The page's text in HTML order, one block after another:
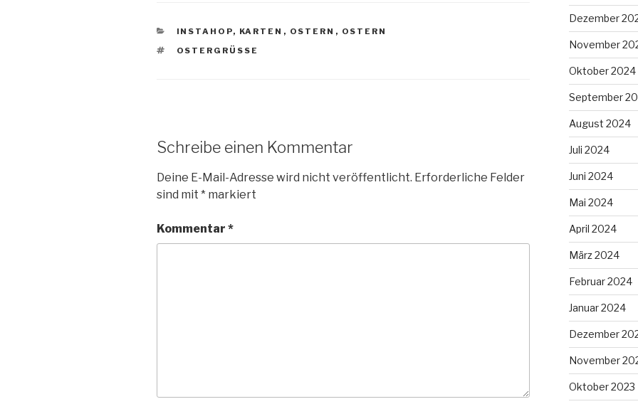
KATEGORIEN
INSTAHOP, KARTEN , OSTERN , OSTERN
SCHLAGWÖRTER
OSTERGRÜSSE
Schreibe einen Kommentar
Deine E-Mail-Adresse wird nicht veröffentlicht. Erforderliche Felder
sind mit * markiert
Kommentar *
Dezember
November
Oktober 2024
September
August 2024
Juli 2024
Juni 2024
Mai 2024
April 2024
März 2024
Februar 2024
Januar 2024
Dezember
November
Oktober 2023